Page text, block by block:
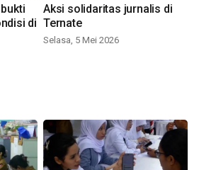
di
Aksi solidaritas jurnalis di
Ternate
Selasa, 5 Mei 2026